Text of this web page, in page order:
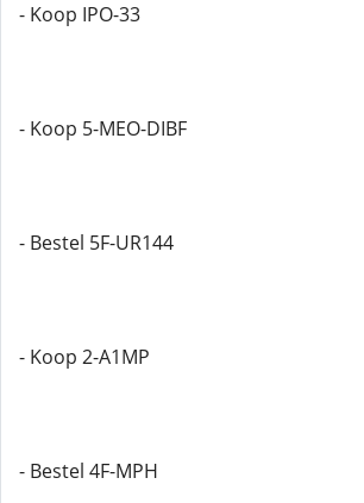
- Koop IPO-33
- Koop 5-MEO-DIBF
- Bestel 5F-UR144
- Koop 2-A1MP
- Bestel 4F-MPH